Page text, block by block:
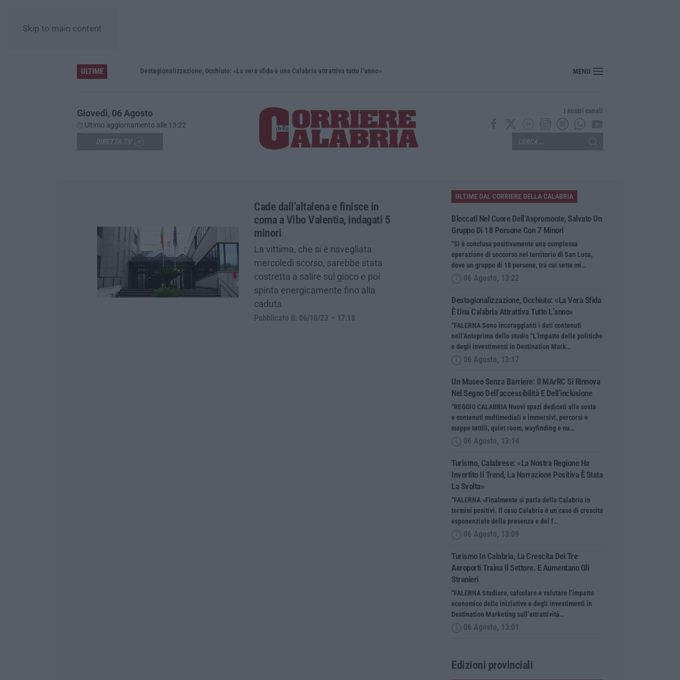
Skip to main content
ULTIME Destagionalizzazione, Occhiuto: «La vera sfida è una Calabria attrattiva tutto l’anno» Un museo senza barriere: il MArRC si rinnova nel segno dell’accessibilità e dell’inclusione
MENU
Giovedì, 06 Agosto
Ultimo aggiornamento alle 13:22
I nostri canali
Cade dall’altalena e finisce in
coma a Vibo Valentia, indagati 5
minori
La vittima, che si è risvegliata
mercoledì scorso, sarebbe stata
costretta a salire sul gioco e poi
spinta energicamente fino alla
caduta
Pubblicato il: 06/10/23 – 17:18
ULTIME DAL CORRIERE DELLA CALABRIA
Bloccati Nel Cuore Dell’Aspromonte, Salvato Un
Gruppo Di 18 Persone Con 7 Minori
“Si è conclusa positivamente una complessa
operazione di soccorso nel territorio di San Luca,
dove un gruppo di 18 persone, tra cui sette mi…
06 Agosto, 13:22
Destagionalizzazione, Occhiuto: «La Vera Sfida
È Una Calabria Attrattiva Tutto L’anno»
“FALERNA Sono incoraggianti i dati contenuti
nell’Anteprima dello studio “L’impatto delle politiche
e degli investimenti in Destination Mark…
06 Agosto, 13:17
Un Museo Senza Barriere: Il MArRC Si Rinnova
Nel Segno Dell’accessibilità E Dell’inclusione
“REGGIO CALABRIA Nuovi spazi dedicati alla sosta
e contenuti multimediali e immersivi, percorsi e
mappe tattili, quiet room, wayfinding e nu…
06 Agosto, 13:14
Turismo, Calabrese: «La Nostra Regione Ha
Invertito Il Trend, La Narrazione Positiva È Stata
La Svolta»
“FALERNA «Finalmente si parla della Calabria in
termini positivi. Il caso Calabria è un caso di crescita
esponenziale della presenza e dei f…
06 Agosto, 13:09
Turismo In Calabria, La Crescita Dei Tre
Aeroporti Traina Il Settore. E Aumentano Gli
Stranieri
“FALERNA Studiare, calcolare e valutare l’impatto
economico delle iniziative e degli investimenti in
Destination Marketing sull’attrattività…
06 Agosto, 13:01
Edizioni provinciali